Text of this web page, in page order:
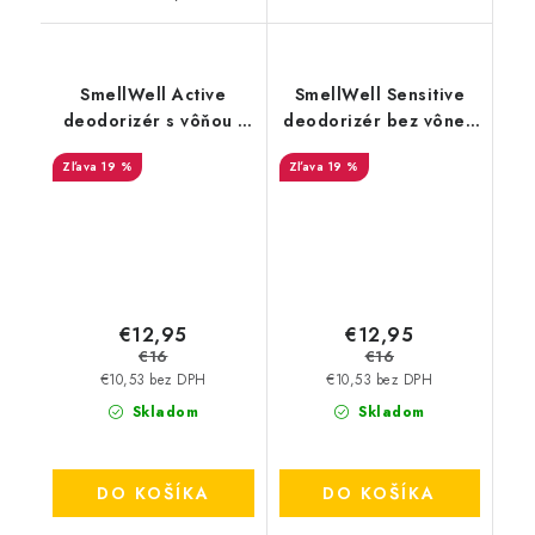
SmellWell Active
deodorizér s vôňou -
Leopard Blue
19 %
Skladom
€10,53 bez DPH
€12,95
€16
DO KOŠÍKA
SmellWell Sensitive
deodorizér bez vône -
Blue
19 %
Skladom
€10,53 bez DPH
€12,95
€16
DO KOŠÍKA